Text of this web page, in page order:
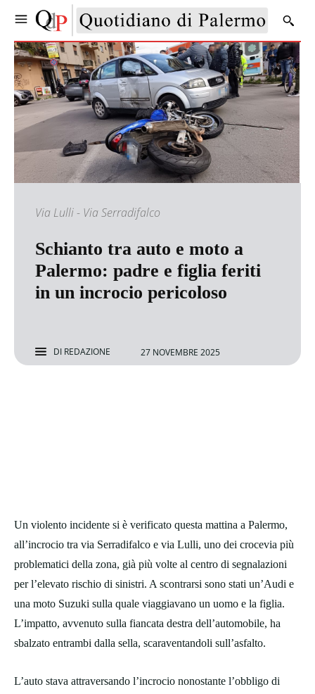
Via Lulli - Via Serradifalco
Schianto tra auto e moto a
Palermo: padre e figlia feriti
in un incrocio pericoloso
DI REDAZIONE 27 NOVEMBRE 2025
Un violento incidente si è verificato questa mattina a Palermo,
all’incrocio tra via Serradifalco e via Lulli, uno dei crocevia più
problematici della zona, già più volte al centro di segnalazioni
per l’elevato rischio di sinistri. A scontrarsi sono stati un’Audi e
una moto Suzuki sulla quale viaggiavano un uomo e la figlia.
L’impatto, avvenuto sulla fiancata destra dell’automobile, ha
sbalzato entrambi dalla sella, scaraventandoli sull’asfalto.
L’auto stava attraversando l’incrocio nonostante l’obbligo di